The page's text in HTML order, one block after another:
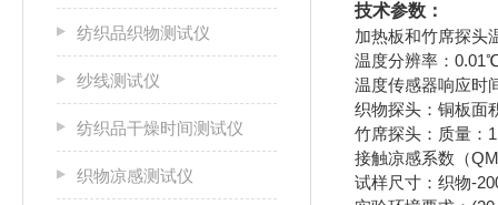
纺织品织物测试仪
纱线测试仪
纺织品干燥时间测试仪
织物凉感测试仪
技术参数：
加热板和竹席探
温度分辨率：
温度传感器响应时
织物探头：铜板面
竹席探头：质量：
接触凉感系数（
试样尺寸：织物-